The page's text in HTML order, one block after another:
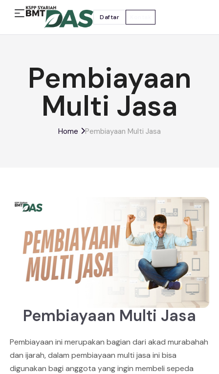
Daftar
Pembiayaan
Multi Jasa
Home Pembiayaan Multi Jasa
Pembiayaan Multi Jasa
Pembiayaan ini merupakan bagian dari akad murabahah
dan ijarah, dalam pembiayaan multi jasa ini bisa
digunakan bagi anggota yang ingin membeli sepeda